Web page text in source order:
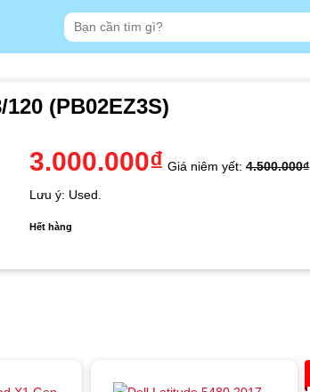
Tìm
kiếm:
(PB02EZ3S)
3.000.000₫ Giá niêm yết: 4.500.000₫
Lưu ý: Used.
Hết hàng